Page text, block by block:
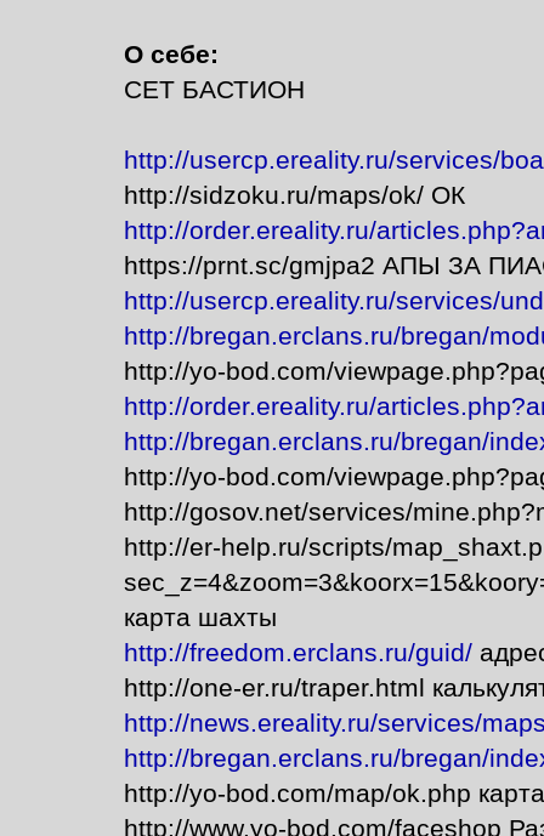
О себе:
СЕТ БАСТИОН
http://usercp.ereality.ru/services/
http://sidzoku.ru/maps/ok/ ОК
http://order.ereality.ru/
https://prnt.sc/gmjpa2 АПЫ ЗА
http://usercp.ereality.ru/services/
http://bregan.erclans.ru/bregan/
http://yo-bod.com/
http://order.ereality.ru/
http://bregan.erclans.ru/bregan/
http://yo-bod.com/
http://gosov.net/services/
http://er-help.ru/scripts/
карта шахты
http://freedom.erclans.ru/guid/
http://one-er.ru/traper.html
http://news.ereality.ru/services/
http://bregan.erclans.ru/bregan/
http://yo-bod.com/map/ok.php
http://www.yo-bod.com/faceshop